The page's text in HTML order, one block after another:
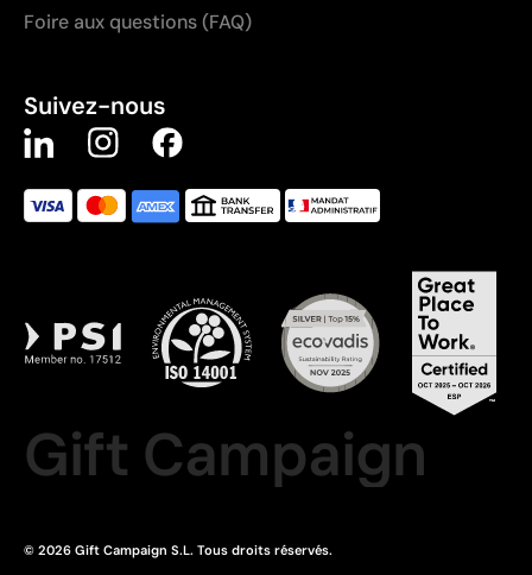
Foire aux questions (FAQ)
Suivez-nous
Gift Campaign
© 2026 Gift Campaign S.L. Tous droits réservés.